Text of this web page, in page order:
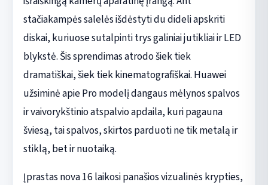
stačiakampės salelės išdėstyti du dideli apskriti
diskai, kuriuose sutalpinti trys galiniai jutikliai ir LED
blykstė. Šis sprendimas atrodo šiek tiek
dramatiškai, šiek tiek kinematografiškai. Huawei
užsiminė apie Pro modelį dangaus mėlynos spalvos
ir vaivorykštinio atspalvio apdaila, kuri pagauna
šviesą, tai spalvos, skirtos parduoti ne tik metalą ir
stiklą, bet ir nuotaiką.
Įprastas nova 16 laikosi panašios vizualinės krypties,